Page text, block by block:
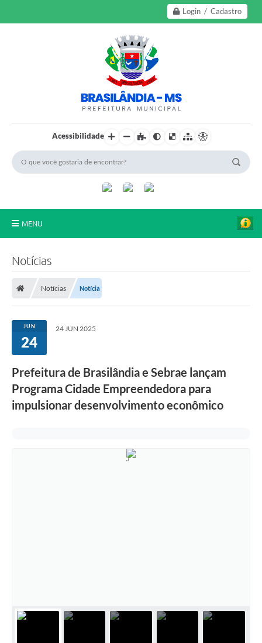
Login / Cadastro
Acessibilidade
MENU
Transparência
Câmara Municipal
e-SIC
Tributação
Notícias
Notícias Notícia
JUN
24
24 JUN 2025
Prefeitura de Brasilândia e Sebrae lançam
Programa Cidade Empreendedora para
impulsionar desenvolvimento econômico